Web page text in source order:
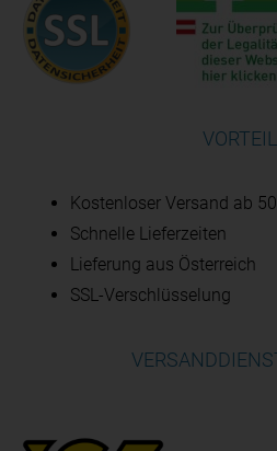
Kostenloser Versand ab
Schnelle Lieferzeiten
Lieferung aus Österreich
SSL-Verschlüsselung